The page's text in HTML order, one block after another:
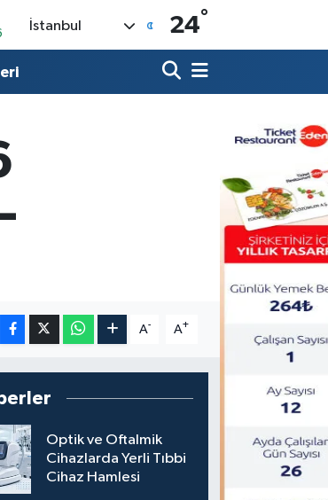
İstanbul 24°
A- A+
Optik ve Oftalmik
Cihazlarda Yerli Tıbbi
Cihaz Hamlesi